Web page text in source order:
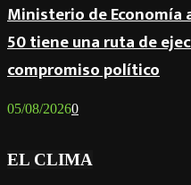
Ministerio de Economía
50 tiene una ruta de
compromiso político
05/08/20260
EL CLIMA